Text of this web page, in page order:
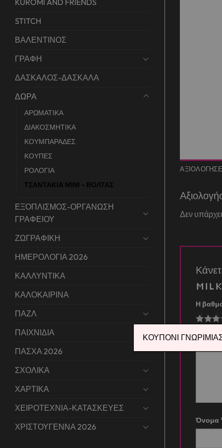
STITCH
ΒΑΛΕΝΤΙΝΟΣ
ΓΡΑΦΗ
ΔΑΣΚΑΛΟΣ-ΔΑΣΚΑΛΑ
ΔΩΡΑ
ΑΡΩΜΑΤΙΚΑ
ΔΙΑΚΟΣΜΗΤΙΚΑ
ΚΟΥΜΠΑΡΑΔΕΣ
ΚΟΥΠΕΣ
ΡΟΛΟΓΙΑ
ΤΣΑΝΤΑΚΙΑ ΜΙΝΙ - ΒΟΛΤΑΣ
ΕΞΟΠΛΙΣΜΟΣ-ΟΡΓΑΝΩΣΗ
ΓΡΑΦΕΙΟΥ
ΖΩΓΡΑΦΙΚΗ
ΗΜΕΡΟΛΟΓΙΑ 2026
ΚΑΛΛΥΝΤΙΚΑ
ΚΑΛΟΚΑΙΡΙΝΑ
ΠΑΖΛ
ΠΑΙΧΝΙΔΙΑ
ΠΑΣΧΑ 2026
ΣΧΟΛΙΚΑ
ΧΑΡΤΙΚΑ
ΧΕΙΡΟΤΕΧΝΙΑ-ΚΑΤΑΣΚΕΥΕΣ
ΧΡΙΣΤΟΥΓΕΝΝΑ 2026
Δεν
Η
Η
Όνομα
ΚΟΥΠΟΝΙ